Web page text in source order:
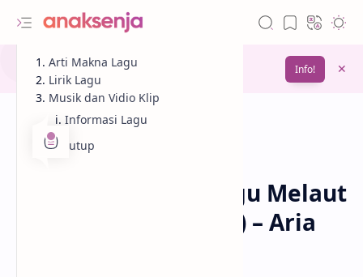
Gunakan fiturBookmark
bacaanmu di lain waktu
Info!
Lirik dan Makna Lagu Melaut
(OST. Laut Bercerita) – Aria
Arti Makna Lagu
Lirik Lagu
Musik dan Vidio Klip
Informasi Lagu
Penutup